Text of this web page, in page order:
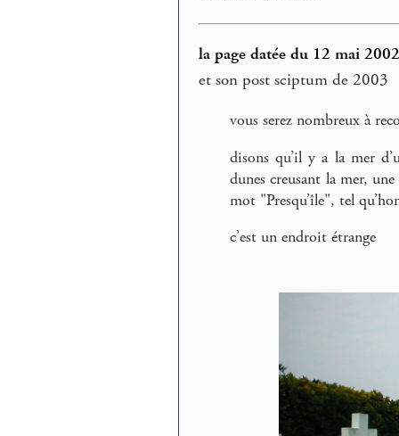
la page datée du 12 mai
et son post sciptum de 2003
vous serez nombreux à
disons qu’il y a la mer
dunes creusant la mer,
mot "Presqu’île", tel
c’est un endroit étrange